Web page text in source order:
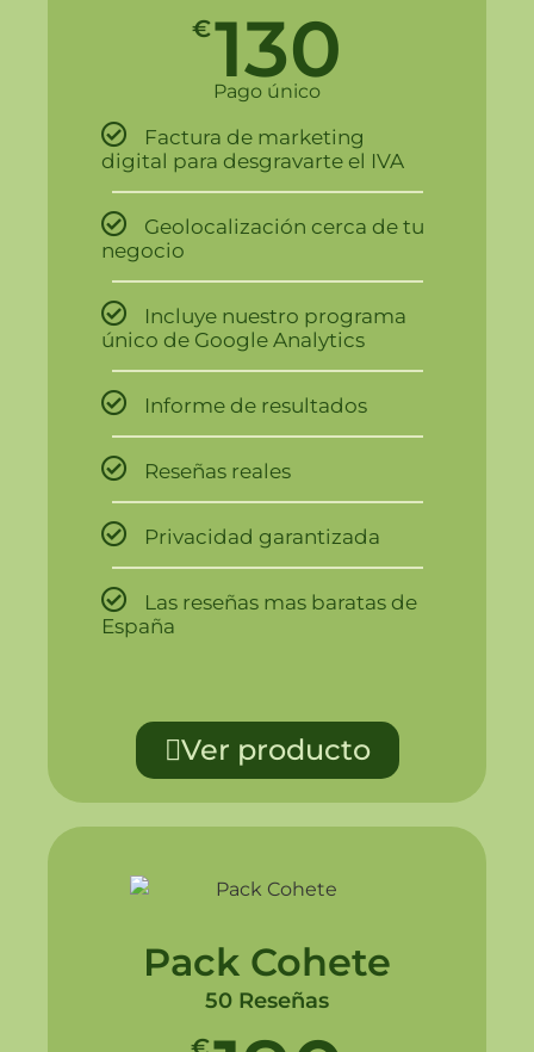
€130
Pago único
Factura de marketing
digital para desgravarte el IVA
Geolocalización cerca de tu
negocio
Incluye nuestro programa
único de Google Analytics
Informe de resultados
Reseñas reales
Privacidad garantizada
Las reseñas mas baratas de
España
Ver producto
Pack Cohete
50 Reseñas